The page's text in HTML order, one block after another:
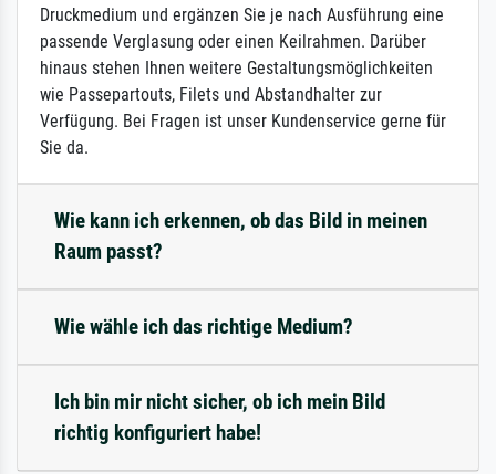
Druckmedium und ergänzen Sie je nach Ausführung eine
passende Verglasung oder einen Keilrahmen. Darüber
hinaus stehen Ihnen weitere Gestaltungsmöglichkeiten
wie Passepartouts, Filets und Abstandhalter zur
Verfügung. Bei Fragen ist unser Kundenservice gerne für
Sie da.
Wie kann ich erkennen, ob das Bild in meinen
Raum passt?
Wie wähle ich das richtige Medium?
Ich bin mir nicht sicher, ob ich mein Bild
richtig konfiguriert habe!